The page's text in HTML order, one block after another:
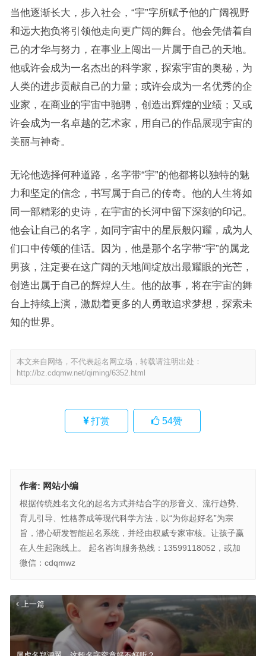
当他逐渐长大，步入社会，“宇”字所赋予他的广阔视野
和远大抱负将引领他走向更广阔的舞台。他会凭借着自
己的才华与努力，在事业上闯出一片属于自己的天地。
他或许会成为一名杰出的科学家，探索宇宙的奥秘，为
人类的进步贡献自己的力量；或许会成为一名优秀的企
业家，在商业的宇宙中驰骋，创造出辉煌的业绩；又或
许会成为一名卓越的艺术家，用自己的作品展现宇宙的
美丽与神奇。
无论他选择何种道路，名字带“宇”的他都将以独特的魅
力和坚定的信念，书写属于自己的传奇。他的人生将如
同一部精彩的史诗，在宇宙的长河中留下深刻的印记。
他会让自己的名字，如同宇宙中的星辰般闪耀，成为人
们口中传颂的佳话。因为，他是那个名字带“宇”的属龙
男孩，注定要在这广阔的天地间绽放出最耀眼的光芒，
创造出属于自己的辉煌人生。他的故事，将在宇宙的舞
台上持续上演，激励着更多的人勇敢追求梦想，探索未
知的世界。
本文来自网络，不代表起名网立场，转载请注明出处：
http://bz.cdqmw.net/qiming/6352.html
打赏 54赞
作者: 网站小编
根据传统姓名文化的起名方式并结合字的形音义、流行趋势、
育儿引导、性格养成等现代科学方法，以“为你起好名”为宗
旨，潜心研发智能起名系统，并经由权威专家审核。让孩子赢
在人生起跑线上。 起名咨询服务热线：13599118052，或加
微信：cdqmwz
上一篇